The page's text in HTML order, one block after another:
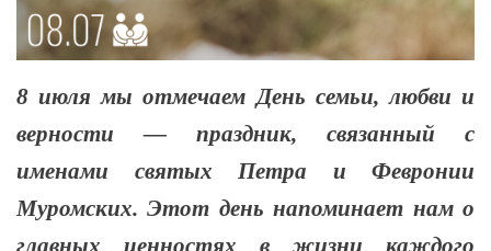
8 июля мы отмечаем День семьи, любви и
верности — праздник, связанный с
именами святых Петра и Февронии
Муромских. Этот день напоминает нам о
главных ценностях в жизни каждого